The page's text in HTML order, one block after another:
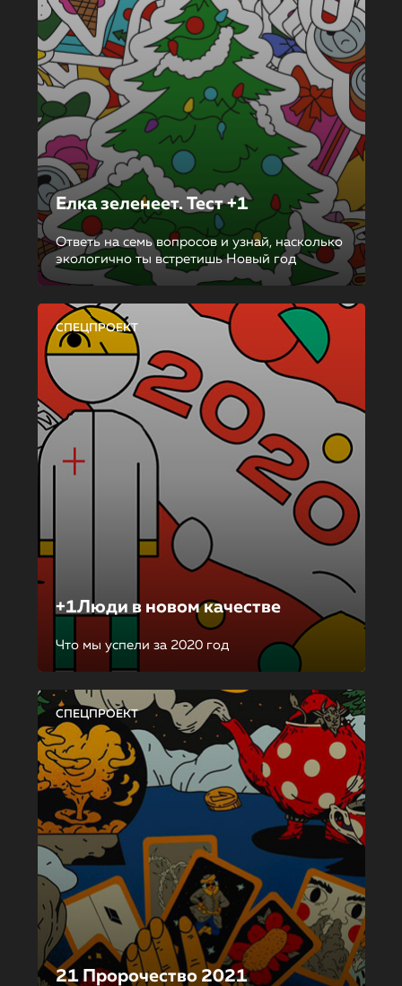
Елка зеленеет. Тест +1
Ответь на семь вопросов и узнай, насколько
экологично ты встретишь Новый год
СПЕЦПРОЕКТ
+1Люди в новом качестве
Что мы успели за 2020 год
СПЕЦПРОЕКТ
21 Пророчество 2021